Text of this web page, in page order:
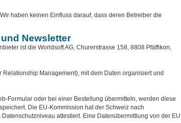
haben keinen Einfluss darauf, dass deren Betreiber die
Newsletter
ist die Worldsoft AG, Churerstrasse 158, 8808 Pfäffikon,
Management), mit dem Daten organisiert und
Formular oder bei einer Bestellung übermitteln, werden diese
Die EU-Kommission hat der Schweiz nach
attestiert. Eine Datenübermittlung von der